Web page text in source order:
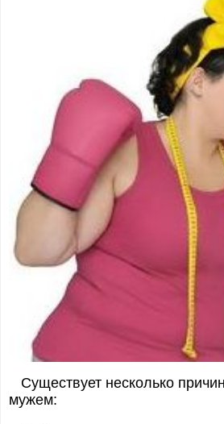
Существует несколько
мужем: